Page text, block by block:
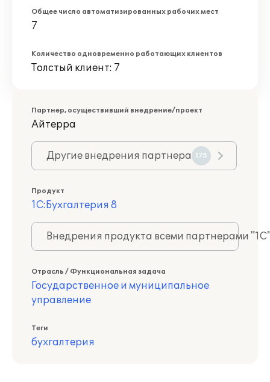
Общее число автоматизированных рабочих мест
7
Количество одновременно работающих клиентов
Толстый клиент: 7
Партнер, осуществивший внедрение/проект
Айтерра
Другие внедрения партнера 175
Продукт
1С:Бухгалтерия 8
Внедрения продукта всеми партнерами
Отрасль / Функциональная задача
Государственное и муниципальное
управление
Теги
бухгалтерия